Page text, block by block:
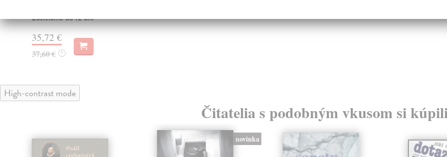
Zasielame do 12 dní
35,72 €
37,60 € ?
High-contrast mode
Čitatelia s podobným vkusom si
novinka